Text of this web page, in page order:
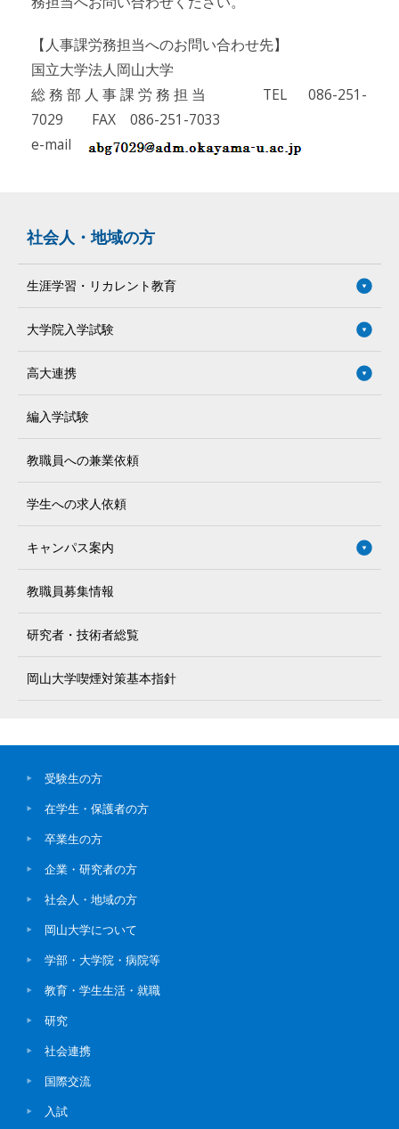
【人事課労務担当へのお問い合わせ先】
国立大学法人岡山大学
総務部人事課労務担当 TEL 086-251-
7029 FAX 086-251-7033
e-mail
社会人・地域の方
生涯学習・リカレント教育
大学院入学試験
高大連携
編入学試験
教職員への兼業依頼
学生への求人依頼
キャンパス案内
教職員募集情報
研究者・技術者総覧
岡山大学喫煙対策基本指針
受験生の方
在学生・保護者の方
卒業生の方
企業・研究者の方
社会人・地域の方
岡山大学について
学部・大学院・病院等
教育・学生生活・就職
研究
社会連携
国際交流
入試